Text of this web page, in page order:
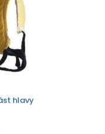
hlavy